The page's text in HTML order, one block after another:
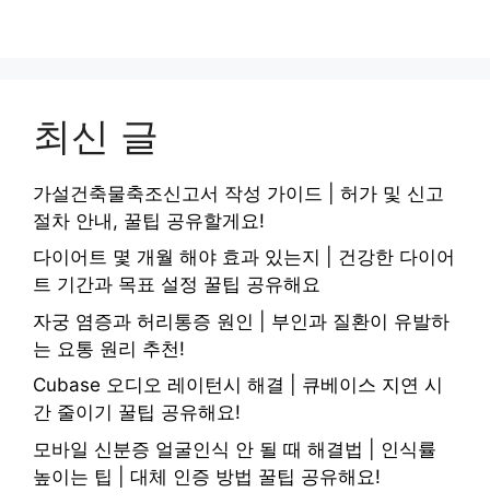
최신 글
가설건축물축조신고서 작성 가이드 | 허가 및 신고
절차 안내, 꿀팁 공유할게요!
다이어트 몇 개월 해야 효과 있는지 | 건강한 다이어
트 기간과 목표 설정 꿀팁 공유해요
자궁 염증과 허리통증 원인 | 부인과 질환이 유발하
는 요통 원리 추천!
Cubase 오디오 레이턴시 해결 | 큐베이스 지연 시
간 줄이기 꿀팁 공유해요!
모바일 신분증 얼굴인식 안 될 때 해결법 | 인식률
높이는 팁 | 대체 인증 방법 꿀팁 공유해요!